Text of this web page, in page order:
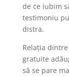
de ce iubim
testimoniu
distra.
Relația
gratuite
să se pare